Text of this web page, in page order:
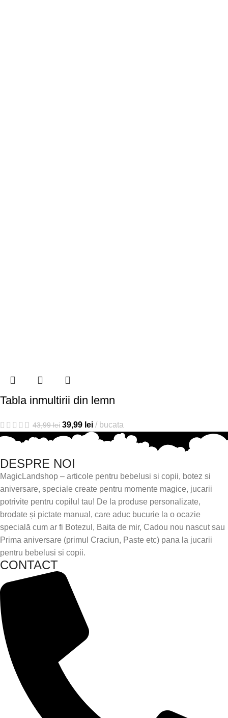
Tabla inmultirii din lemn
43,99lei 39,99 lei bucata
DESPRE NOI
MagicLandshop – articole pentru bebelusi si copii, botez si
aniversare, speciale create pentru momente magice, jucarii
potrivite pentru copilul tau! De la produse personalizate,
brodate și pictate manual, care aduc bucurie la o ocazie
specială cum ar fi Botezul, Baita de mir, Cadou nou nascut sau
Prima aniversare (primul Craciun, Paste etc) pana la jucarii
pentru bebelusi si copii.
CONTACT